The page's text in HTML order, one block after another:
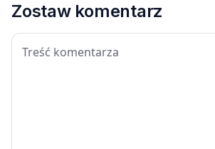
Zostaw komentarz